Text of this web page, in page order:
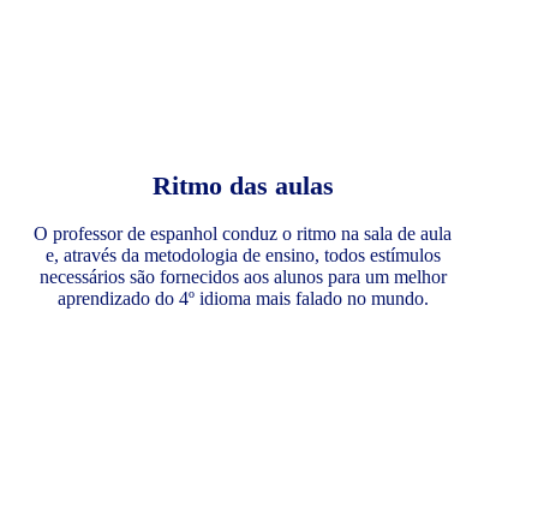
Ritmo das aulas
O professor de espanhol conduz o ritmo na sala de aula
e, através da metodologia de ensino, todos estímulos
necessários são fornecidos aos alunos para um melhor
aprendizado do 4º idioma mais falado no mundo.